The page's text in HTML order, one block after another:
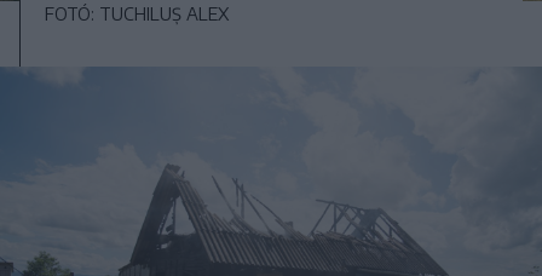
FOTÓ: TUCHILUȘ ALEX